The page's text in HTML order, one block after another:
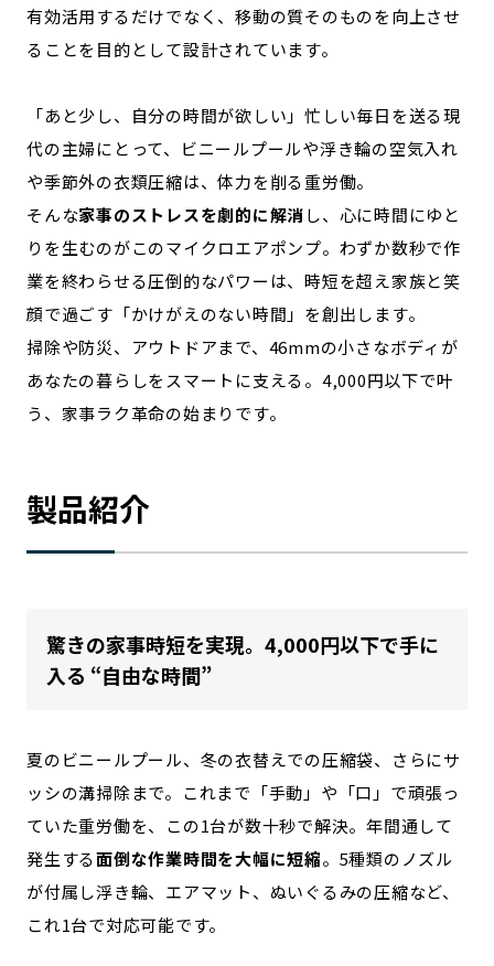
記事ライター アンバサダー
有効活用するだけでなく、移動の質そのものを向上させ
ることを目的として設計されています。
「あと少し、自分の時間が欲しい」忙しい毎日を送る現
代の主婦にとって、ビニールプールや浮き輪の空気入れ
や季節外の衣類圧縮は、体力を削る重労働。
そんな家事のストレスを劇的に解消し、心に時間にゆと
りを生むのがこのマイクロエアポンプ。わずか数秒で作
業を終わらせる圧倒的なパワーは、時短を超え家族と笑
顔で過ごす「かけがえのない時間」を創出します。
掃除や防災、アウトドアまで、46mmの小さなボディが
あなたの暮らしをスマートに支える。4,000円以下で叶
う、家事ラク革命の始まりです。
製品紹介
驚きの家事時短を実現。4,000円以下で手に
入る “自由な時間”
夏のビニールプール、冬の衣替えでの圧縮袋、さらにサ
ッシの溝掃除まで。これまで「手動」や「口」で頑張っ
ていた重労働を、この1台が数十秒で解決。年間通して
発生する面倒な作業時間を大幅に短縮。5種類のノズル
が付属し浮き輪、エアマット、ぬいぐるみの圧縮など、
これ1台で対応可能です。